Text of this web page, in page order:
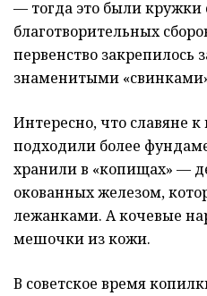
— тогда это были кружки
благотворительных
первенство закрепилось
знаменитыми
Интересно, что славяне
подходили более
хранили в «копищах» —
окованных железом,
лежанками. А кочевые
мешочки из кожи.
В советское время